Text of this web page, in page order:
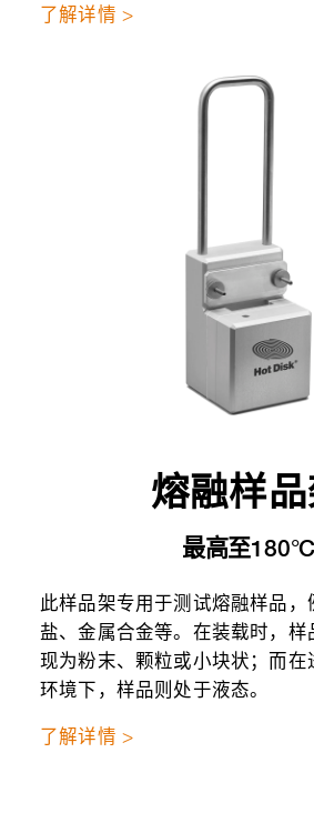
了解详情 >
熔融样
最高至180°C
此样品架专用于测试熔融样品，
盐、金属合金等。在装载时，样
现为粉末、颗粒或小块状；而在
环境下，样品则处于液态。
了解详情 >